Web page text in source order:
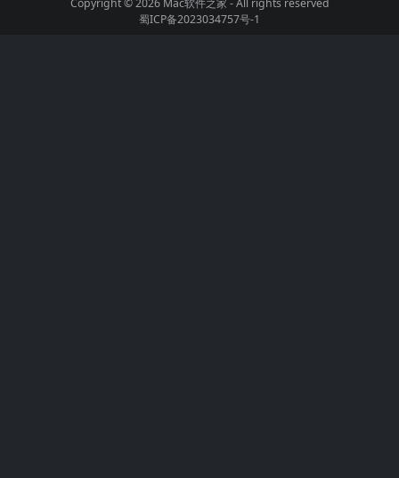
Copyright © 2026 Mac软件之家 - All rights reserved
蜀ICP备2023034757号-1